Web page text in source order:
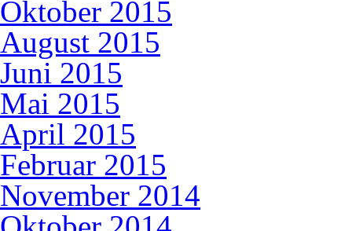
Oktober 2015
August 2015
Juni 2015
Mai 2015
April 2015
Februar 2015
November 2014